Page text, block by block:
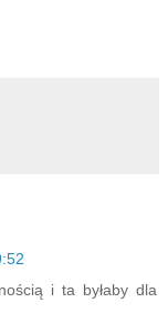
i ta byłaby dla